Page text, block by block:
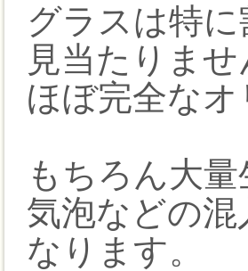
グラスは特
見当たりませ
ほぼ完全な
もちろん大
気泡などの
なります。